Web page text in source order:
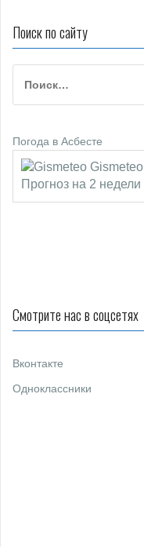
и
г
а
ц
я
п
о
и
с
я
м
Поиск по сайту
й
и
Погода в Асбесте
Gismeteo
Прогноз на 2 недели
Смотрите нас в соцсетях
Вконтакте
Одноклассники